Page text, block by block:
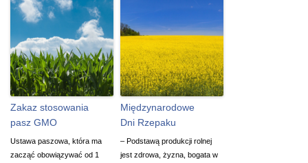
Zakaz stosowania
pasz GMO
Ustawa paszowa, która ma
zacząć obowiązywać od 1
Międzynarodowe
Dni Rzepaku
– Podstawą produkcji rolnej
jest zdrowa, żyzna, bogata w